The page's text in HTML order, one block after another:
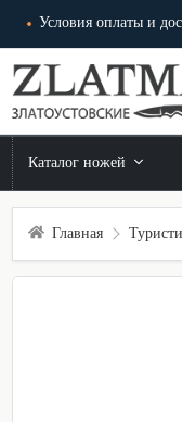
Условия оплаты и
Каталог ножей
Главная